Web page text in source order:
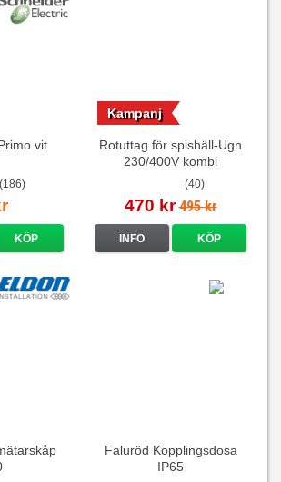
vit
(186)
KÖP
Rotuttag för spishäll-Ugn
230/400V kombi
(40)
Kampanj
470 kr 495 kr
INFO KÖP
Faluröd Kopplingsdosa
IP65